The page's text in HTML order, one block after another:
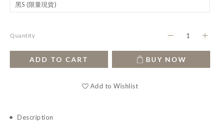
Quantity
ADD TO CART BUY NOW
Add to Wishlist
Description